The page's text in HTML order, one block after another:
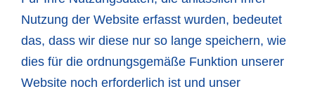
Nutzung der Website erfasst wurden, bedeutet
das, dass wir diese nur so lange speichern, wie
dies für die ordnungsgemäße Funktion unserer
Website noch erforderlich ist und unser